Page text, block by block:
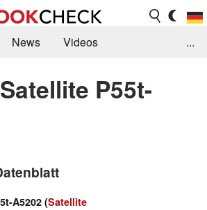
News
Videos
Deals Suche
Jobs
...
P55t-
A5202 (Satellite